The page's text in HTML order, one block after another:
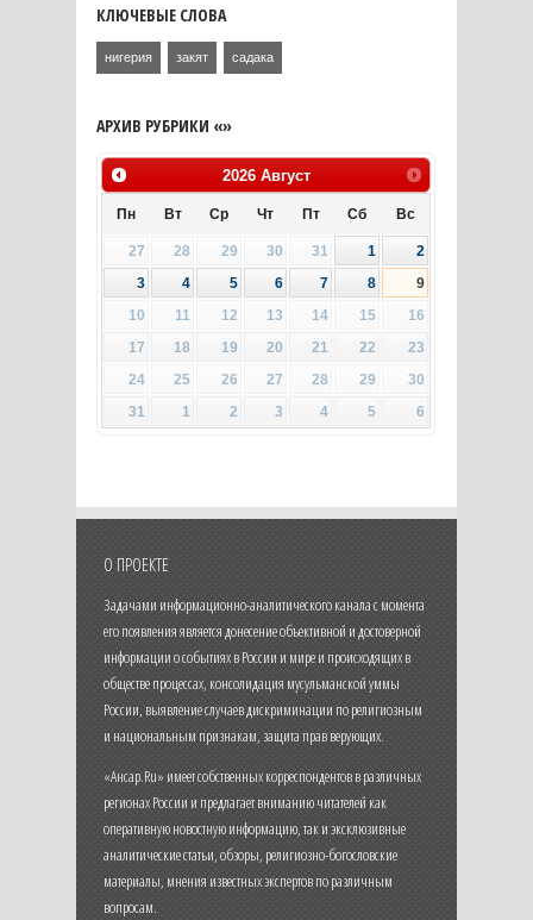
КЛЮЧЕВЫЕ СЛОВА
нигерия закят садака
АРХИВ РУБРИКИ «»
2026 Август
Пн Вт Ср Чт Пт Сб Вс
27 28 29 30 31 1
2
3
4 5 6 7 8
9
10
11 12 13 14 15
16
17
18 19 20 21 22
23
24
25 26 27 28 29
30
31
1 2 3 4 5 6
О ПРОЕКТЕ
Задачами информационно-аналитического канала с момента
его появления является донесение объективной и достоверной
информации о событиях в России и мире и происходящих в
обществе процессах, консолидация мусульманской уммы
России, выявление случаев дискриминации по религиозным
и национальным признакам, защита прав верующих.
«Ансар.Ru» имеет собственных корреспондентов в различных
регионах России и предлагает вниманию читателей как
оперативную новостную информацию, так и эксклюзивные
аналитические статьи, обзоры, религиозно-богословские
материалы, мнения известных экспертов по различным
вопросам.